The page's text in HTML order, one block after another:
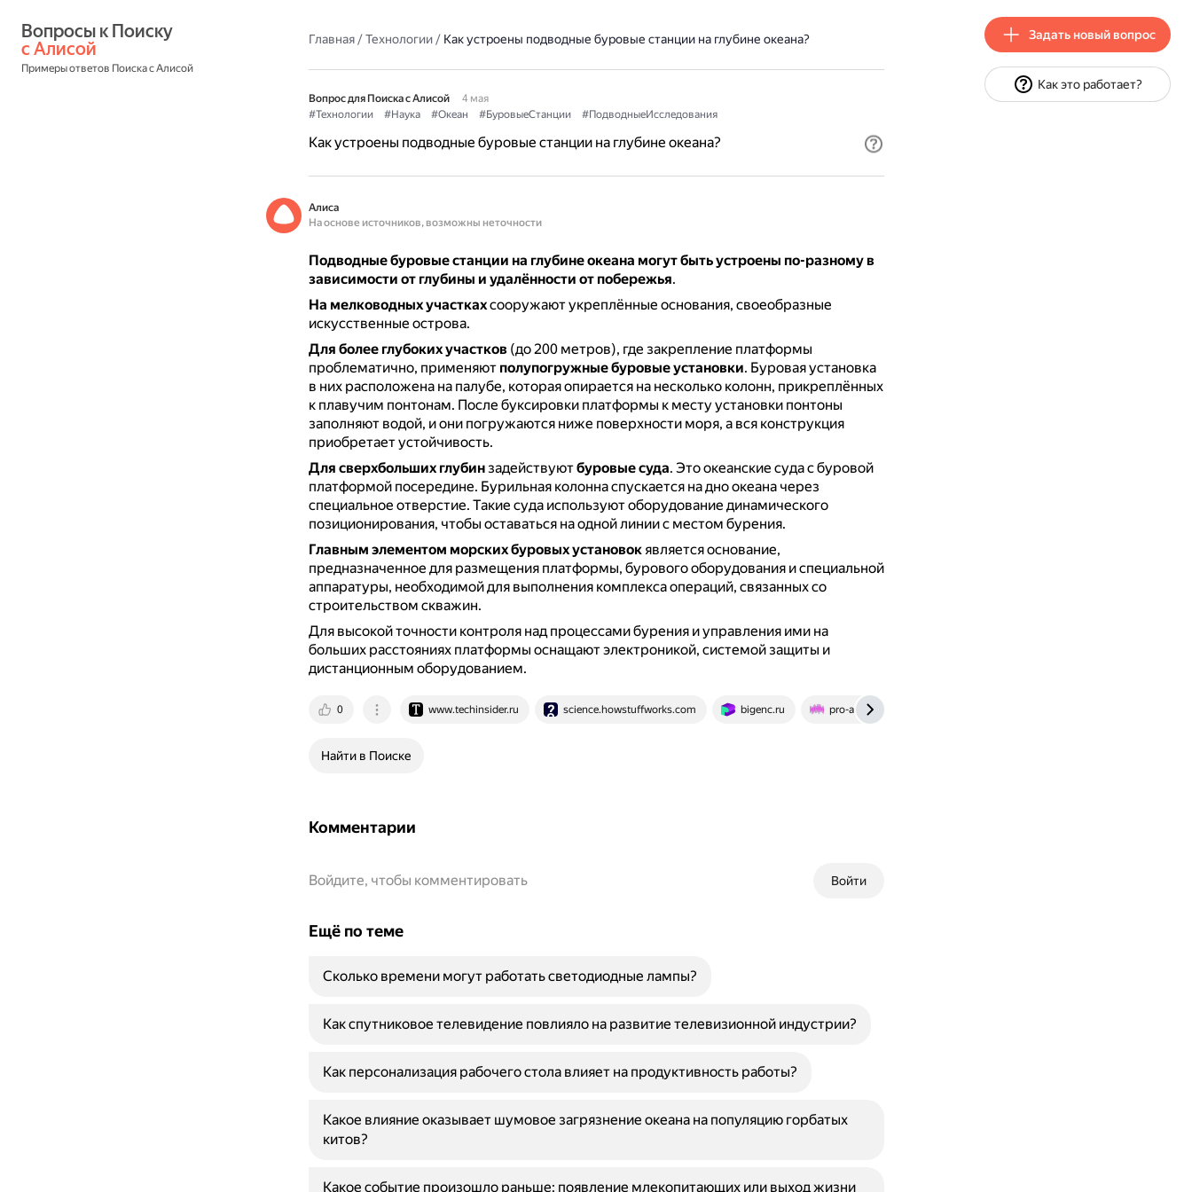
с Алисой
Примеры ответов Поиска с Алисой
Главная/Технологии/ Как устроены подводные буровые станции на глубине океана?
Вопрос для Поиска с Алисой
4 мая
#Технологии
#Наука #Океан #БуровыеСтанции #ПодводныеИсследования
Как устроены подводные буровые станции на глубине океана?
Алиса
На основе источников, возможны неточности
Подводные буровые станции на глубине океана могут быть устроены по-разному в
зависимости от глубины и удалённости от побережья.
На мелководных участкахсооружают укреплённые основания, своеобразные
искусственные острова.
Для более глубоких участков(до 200 метров), где закрепление платформы
проблематично, применяют полупогружные буровые установки. Буровая установка
в них расположена на палубе, которая опирается на несколько колонн, прикреплённых
к плавучим понтонам. После буксировки платформы к месту установки понтоны
заполняют водой, и они погружаются ниже поверхности моря, а вся конструкция
приобретает устойчивость.
Для сверхбольших глубинзадействуютбуровые суда. Это океанские суда с буровой
платформой посередине. Бурильная колонна спускается на дно океана через
специальное отверстие. Такие суда используют оборудование динамического
позиционирования, чтобы оставаться на одной линии с местом бурения.
Главным элементом морских буровых установокявляется основание,
предназначенное для размещения платформы, бурового оборудования и специальной
аппаратуры, необходимой для выполнения комплекса операций, связанных со
строительством скважин.
Для высокой точности контроля над процессами бурения и управления ими на
больших расстояниях платформы оснащают электроникой, системой защиты и
дистанционным оборудованием.
0 www.techinsider.ru science.howstuffworks.com bigenc.ru pro-arctic.ru
Найти в Поиске
Комментарии
Войти
Войдите, чтобы комментировать
Ещё по теме
Сколько времени могут работать светодиодные лампы?
Как спутниковое телевидение повлияло на развитие телевизионной индустрии?
Как персонализация рабочего стола влияет на продуктивность работы?
Какое влияние оказывает шумовое загрязнение океана на популяцию горбатых
китов?
Какое событие произошло раньше: появление млекопитающих или выход жизни
Задать новый вопрос
Как это работает?